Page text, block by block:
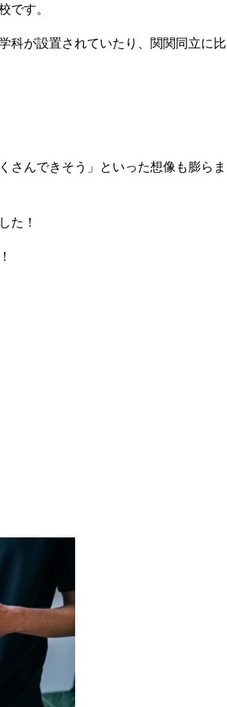
です。
科が設置されていたり、関関同立に比
さんできそう」といった想像も膨らま
た！